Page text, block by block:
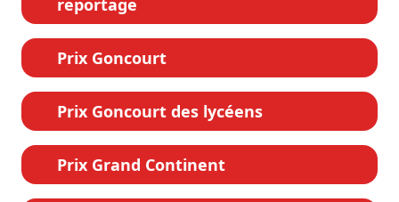
Prix Goncourt
Prix Goncourt des lycéens
Prix Grand Continent